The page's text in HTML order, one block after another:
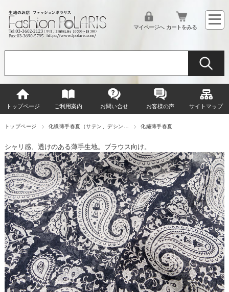
マイページへ カートをみる
トップページ ご利用案内 お問い合せ お客様の声 サイトマップ
トップページ 化繊薄手春夏（サテン、デシン… 化繊薄手春夏
シャリ感、透けのある薄手生地。ブラウス向け。